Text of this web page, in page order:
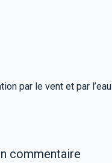
par le vent et par l’eau
commentaire